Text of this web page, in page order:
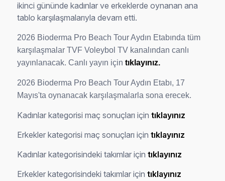
ikinci gününde kadınlar ve erkeklerde oynanan ana
tablo karşılaşmalarıyla devam etti.
2026 Bioderma Pro Beach Tour Aydın Etabında tüm
karşılaşmalarTVF Voleybol TV kanalından canlı
yayınlanacak. Canlı yayın içintıklayınız.
2026 Bioderma Pro Beach Tour Aydın Etabı, 17
Mayıs'ta oynanacak karşılaşmalarla sona erecek.
Kadınlarkategorisi maç sonuçları içintıklayınız
Erkekler kategorisi maç sonuçları içintıklayınız
Kadınlar kategorisindeki takımlar içintıklayınız
Erkekler kategorisindeki takımlar içintıklayınız